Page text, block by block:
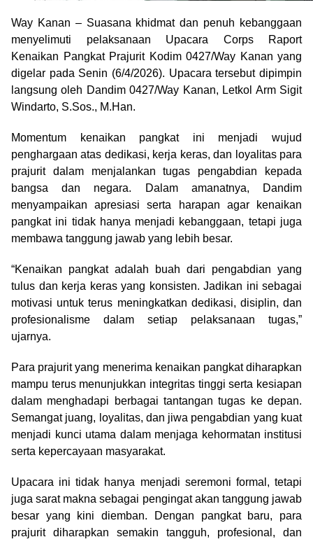
Way Kanan – Suasana khidmat dan penuh kebanggaan
menyelimuti pelaksanaan Upacara Corps Raport
Kenaikan Pangkat Prajurit Kodim 0427/Way Kanan yang
digelar pada Senin (6/4/2026). Upacara tersebut dipimpin
langsung oleh Dandim 0427/Way Kanan, Letkol Arm Sigit
Windarto, S.Sos., M.Han.
Momentum kenaikan pangkat ini menjadi wujud
penghargaan atas dedikasi, kerja keras, dan loyalitas para
prajurit dalam menjalankan tugas pengabdian kepada
bangsa dan negara. Dalam amanatnya, Dandim
menyampaikan apresiasi serta harapan agar kenaikan
pangkat ini tidak hanya menjadi kebanggaan, tetapi juga
membawa tanggung jawab yang lebih besar.
“Kenaikan pangkat adalah buah dari pengabdian yang
tulus dan kerja keras yang konsisten. Jadikan ini sebagai
motivasi untuk terus meningkatkan dedikasi, disiplin, dan
profesionalisme dalam setiap pelaksanaan tugas,”
ujarnya.
Para prajurit yang menerima kenaikan pangkat diharapkan
mampu terus menunjukkan integritas tinggi serta kesiapan
dalam menghadapi berbagai tantangan tugas ke depan.
Semangat juang, loyalitas, dan jiwa pengabdian yang kuat
menjadi kunci utama dalam menjaga kehormatan institusi
serta kepercayaan masyarakat.
Upacara ini tidak hanya menjadi seremoni formal, tetapi
juga sarat makna sebagai pengingat akan tanggung jawab
besar yang kini diemban. Dengan pangkat baru, para
prajurit diharapkan semakin tangguh, profesional, dan